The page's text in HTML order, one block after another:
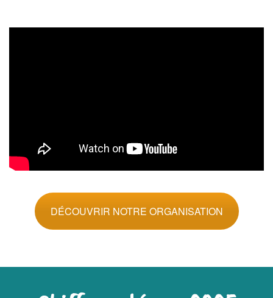
DÉCOUVRIR NOTRE ORGANISATION